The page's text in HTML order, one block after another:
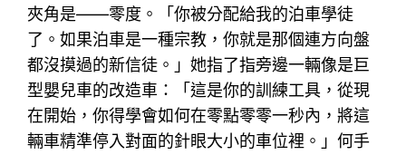
夾角是——零度。「你被分配給我的泊車學徒
了。如果泊車是一種宗教，你就是那個連方向盤
都沒摸過的新信徒。」她指了指旁邊一輛像是巨
型嬰兒車的改造車：「這是你的訓練工具，從現
在開始，你得學會如何在零點零零一秒內，將這
輛車精準停入對面的針眼大小的車位裡。」何手